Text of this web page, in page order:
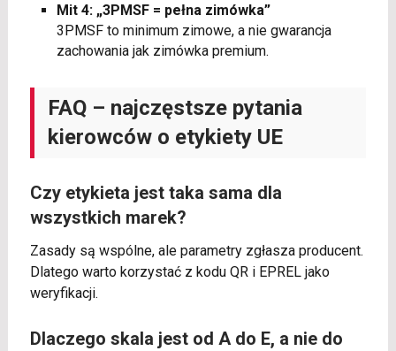
Mit 4: „3PMSF = pełna zimówka”
3PMSF to minimum zimowe, a nie gwarancja
zachowania jak zimówka premium.
FAQ – najczęstsze pytania
kierowców o etykiety UE
Czy etykieta jest taka sama dla
wszystkich marek?
Zasady są wspólne, ale parametry zgłasza producent.
Dlatego warto korzystać z kodu QR i EPREL jako
weryfikacji.
Dlaczego skala jest od A do E, a nie do